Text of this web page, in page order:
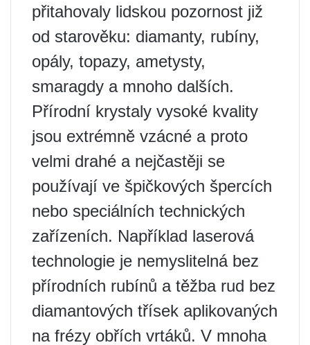
přitahovaly lidskou pozornost již
od starověku: diamanty, rubíny,
opály, topazy, ametysty,
smaragdy a mnoho dalších.
Přírodní krystaly vysoké kvality
jsou extrémně vzácné a proto
velmi drahé a nejčastěji se
používají ve špičkových špercích
nebo speciálních technických
zařízeních. Například laserová
technologie je nemyslitelná bez
přírodních rubínů a těžba rud bez
diamantových třísek aplikovaných
na frézy obřích vrtáků. V mnoha